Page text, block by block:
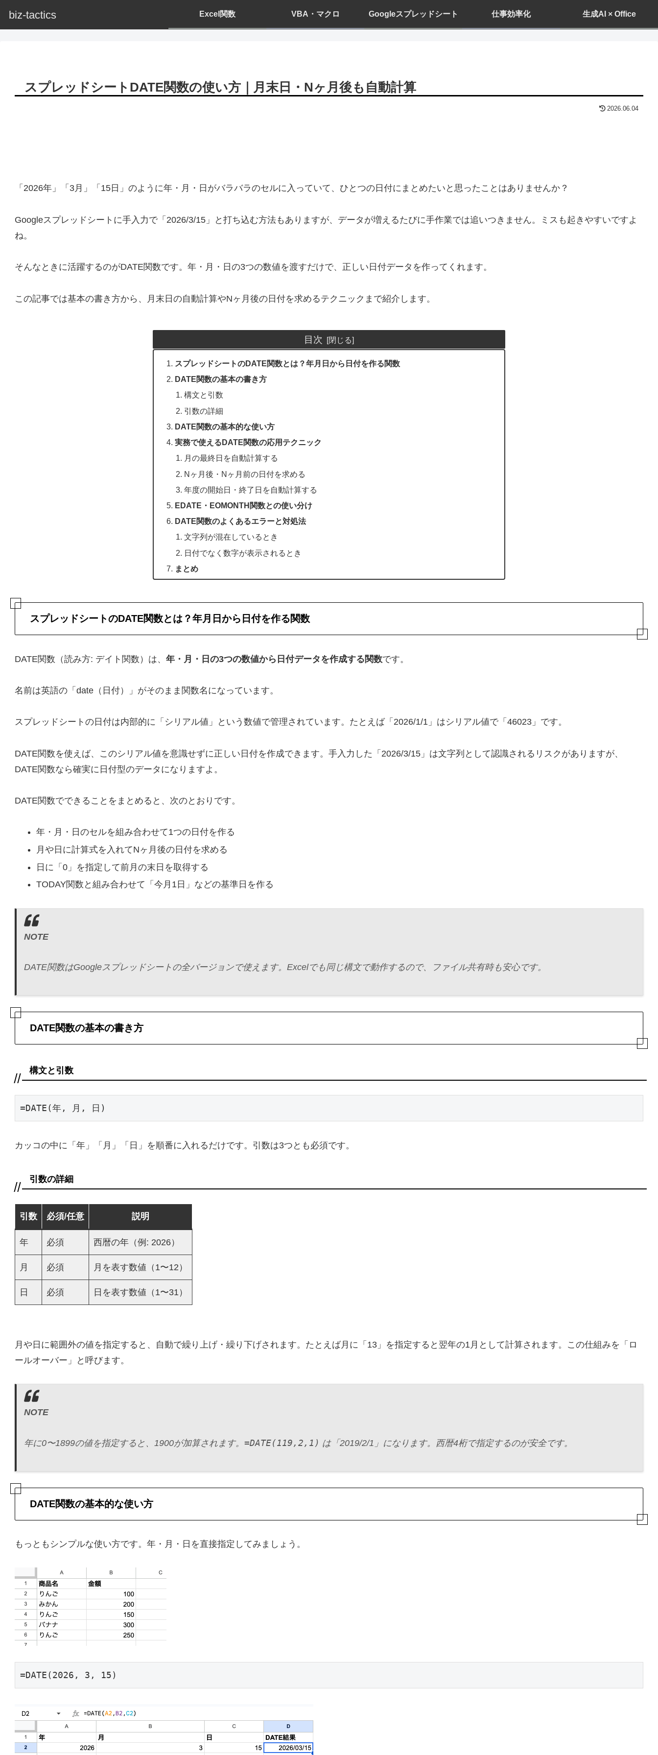
biz-tactics Excel関数 VBA・マクロ Googleスプレッドシート 仕事効率化 生成AI × Office
スプレッドシートDATE関数の使い方｜月末日・Nヶ月後も自動計算
2026.06.04
「2026年」「3月」「15日」のように年・月・日がバラバラのセルに入っていて、ひとつの日付にまとめたいと思ったことはありませんか？
Googleスプレッドシートに手入力で「2026/3/15」と打ち込む方法もありますが、データが増えるたびに手作業では追いつきません。ミスも起きやすいですよ
ね。
そんなときに活躍するのがDATE関数です。年・月・日の3つの数値を渡すだけで、正しい日付データを作ってくれます。
この記事では基本の書き方から、月末日の自動計算やNヶ月後の日付を求めるテクニックまで紹介します。
目次
スプレッドシートのDATE関数とは？年月日から日付を作る関数
DATE関数の基本の書き方
構文と引数
引数の詳細
DATE関数の基本的な使い方
実務で使えるDATE関数の応用テクニック
月の最終日を自動計算する
Nヶ月後・Nヶ月前の日付を求める
年度の開始日・終了日を自動計算する
EDATE・EOMONTH関数との使い分け
DATE関数のよくあるエラーと対処法
文字列が混在しているとき
日付でなく数字が表示されるとき
まとめ
スプレッドシートのDATE関数とは？年月日から日付を作る関数
DATE関数（読み方: デイト関数）は、 年・月・日の3つの数値から日付データを作成する関数です。
名前は英語の「date（日付）」がそのまま関数名になっています。
スプレッドシートの日付は内部的に「シリアル値」という数値で管理されています。たとえば「2026/1/1」はシリアル値で「46023」です。
DATE関数を使えば、このシリアル値を意識せずに正しい日付を作成できます。手入力した「2026/3/15」は文字列として認識されるリスクがありますが、
DATE関数なら確実に日付型のデータになりますよ。
DATE関数でできることをまとめると、次のとおりです。
年・月・日のセルを組み合わせて1つの日付を作る
月や日に計算式を入れてNヶ月後の日付を求める
日に「0」を指定して前月の末日を取得する
TODAY関数と組み合わせて「今月1日」などの基準日を作る
NOTE
DATE関数はGoogleスプレッドシートの全バージョンで使えます。Excelでも同じ構文で動作するので、ファイル共有時も安心です。
DATE関数の基本の書き方
構文と引数
=DATE(年, 月, 日)
カッコの中に「年」「月」「日」を順番に入れるだけです。引数は3つとも必須です。
引数の詳細
引数 必須/任意 説明
年 必須 西暦の年（例: 2026）
月 必須 月を表す数値（1〜12）
日 必須 日を表す数値（1〜31）
月や日に範囲外の値を指定すると、自動で繰り上げ・繰り下げされます。たとえば月に「13」を指定すると翌年の1月として計算されます。この仕組みを「ロ
ールオーバー」と呼びます。
NOTE
年に0〜1899の値を指定すると、1900が加算されます。 =DATE(119,2,1) は「2019/2/1」になります。西暦4桁で指定するのが安全です。
DATE関数の基本的な使い方
もっともシンプルな使い方です。年・月・日を直接指定してみましょう。
=DATE(2026, 3, 15)